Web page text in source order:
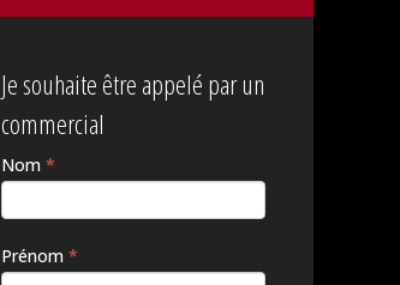
Je souhaite être appelé par un
commercial
Nom *
Prénom *
Si vous
êtes un
humain,
remplissez